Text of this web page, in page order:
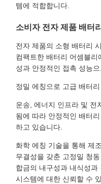
템에 적합합니다.
소비자 전자 제품 배터
전자 제품의 소형 배터리
컴팩트한 배터리 어셈블리
성과 안정적인 접촉 성능
정밀 에칭으로 고급 배터
운송, 에너지 인프라 및 전
됨에 따라 안정적인 배터
하고 있습니다.
화학 에칭 기술을 통해 제
무결성을 갖춘 고정밀 청
합금의 내구성과 내식성
시스템에 대한 신뢰할 수